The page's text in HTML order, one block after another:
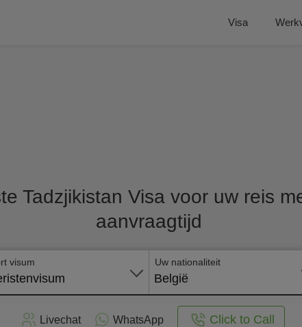
Visa
Tadzjikistan Visa voor uw reis
aanvraagtijd
visum Uw nationaliteit
België
Livechat WhatsApp Click to Call